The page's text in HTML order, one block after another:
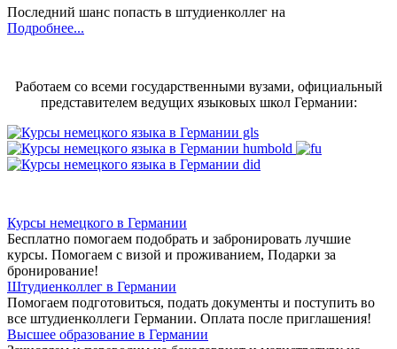
Последний шанс попасть в штудиенколлег на
Подробнее...
Работаем со всеми государственными вузами, официальный
представителем ведущих языковых школ Германии:
Курсы немецкого в Германии
Бесплатно помогаем подобрать и забронировать лучшие
курсы. Помогаем с визой и проживанием, Подарки за
бронирование!
Штудиенколлег в Германии
Помогаем подготовиться, подать документы и поступить во
все штудиенколлеги Германии. Оплата после приглашения!
Высшее образование в Германии